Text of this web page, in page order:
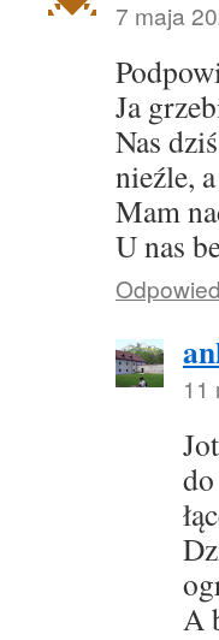
7 maja
Ja
Nas
nieźle,
Mam
U nas
11
A